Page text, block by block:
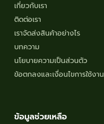
เกี่ยวกับเรา
ติดต่อเรา
เราจัดส่งสินค้าอย่างไร
บทความ
นโยบายความเป็นส่วนตัว
ข้อตกลงและเงื่อนไขการใช้งาน
ข้อมูลช่วยเหลือ